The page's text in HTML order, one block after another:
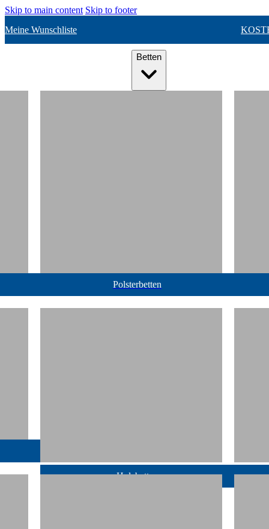
Skip to main content Skip to footer
Meine Wunschliste
Betten
Polsterbetten
Holzbetten